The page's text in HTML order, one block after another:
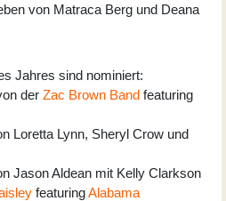
von Matraca Berg und Deana
Jahres sind nominiert:
der Zac Brown Band featuring
Loretta Lynn, Sheryl Crow und
Jason Aldean mit Kelly Clarkson
featuringAlabama